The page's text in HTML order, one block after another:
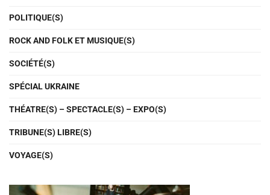
POLITIQUE(S)
ROCK AND FOLK ET MUSIQUE(S)
SOCIÉTÉ(S)
SPÉCIAL UKRAINE
THÉATRE(S) – SPECTACLE(S) – EXPO(S)
TRIBUNE(S) LIBRE(S)
VOYAGE(S)